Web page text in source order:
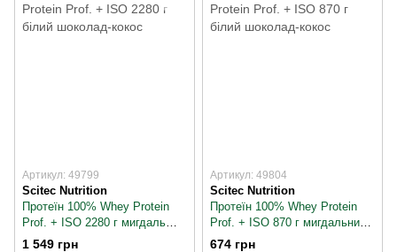
Артикул: 49799
Scitec Nutrition
Протеїн 100% Whey Protein
Prof. + ISO 2280 г мигдаль
кокос
1 549 грн
Артикул: 49804
Scitec Nutrition
Протеїн 100% Whey Protein
Prof. + ISO 870 г мигдальний
шоколад
674 грн